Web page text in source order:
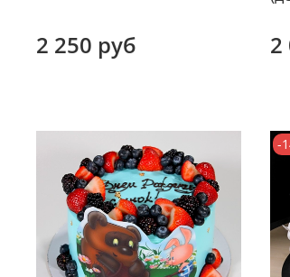
2 250 руб 2
-